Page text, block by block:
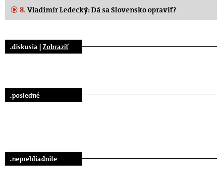
8. Vladimír Ledecký: Dá sa Slovensko opraviť?
.diskusia | Zobraziť
.posledné
.neprehliadnite